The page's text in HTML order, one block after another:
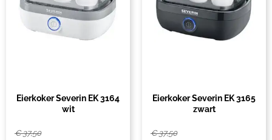
Eierkoker Severin EK 3164
wit
€37,50
Eierkoker Severin EK 3165
zwart
€37,50